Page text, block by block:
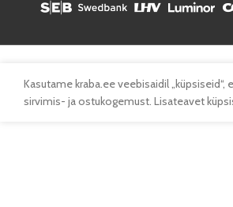
Kasutame kraba.ee veebisaidil
sirvimis- ja ostukogemust. Lisateavet